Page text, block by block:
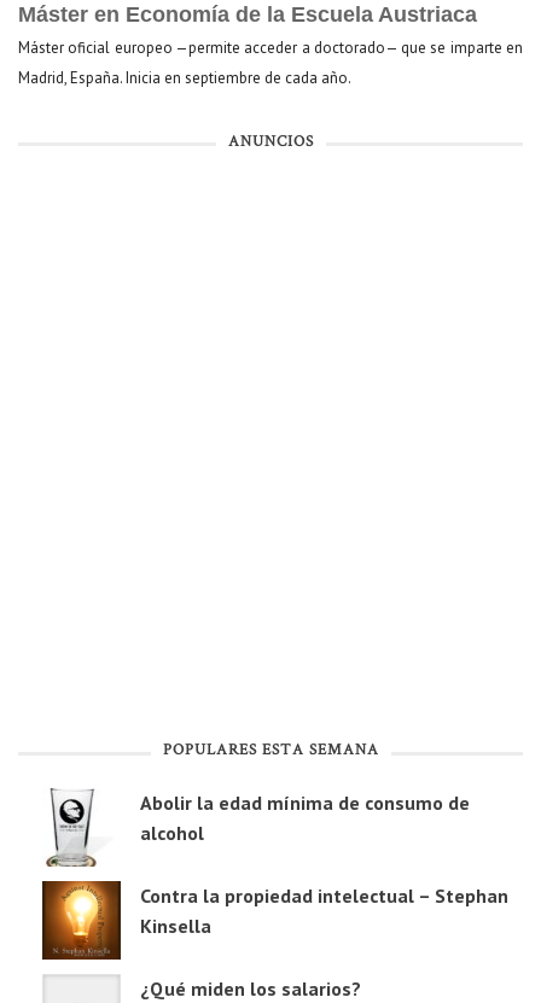
Máster en Economía de la Escuela Austriaca
Máster oficial europeo —permite acceder a doctorado— que se imparte en
Madrid, España. Inicia en septiembre de cada año.
ANUNCIOS
POPULARES ESTA SEMANA
Abolir la edad mínima de consumo de
alcohol
Contra la propiedad intelectual – Stephan
Kinsella
¿Qué miden los salarios?